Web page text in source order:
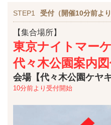
STEP1 受付（開催10分前より
【集合場所】
東京ナイトマー
代々木公園案内
会場【代々木公園ケヤキ
10分前より受付開始